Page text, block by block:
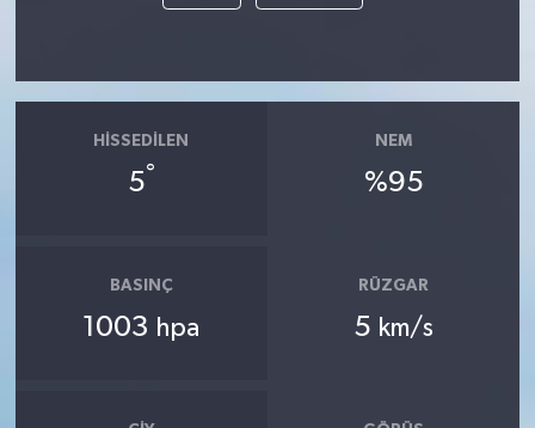
HISSEDILEN
5°
NEM
%95
BASINÇ
1003 hpa
RÜZGAR
5 km/s